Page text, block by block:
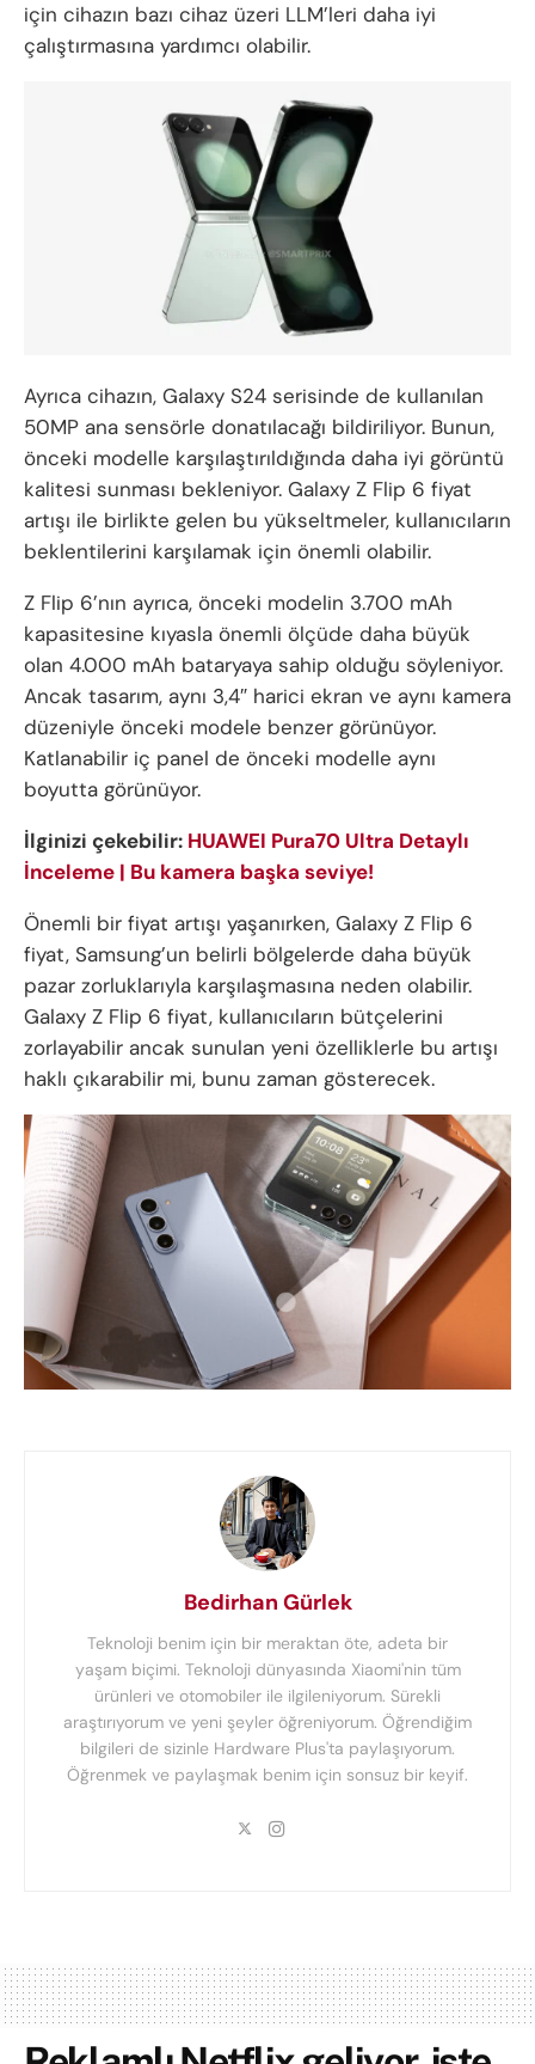
için cihazın bazı cihaz üzeri LLM’leri daha iyi
çalıştırmasına yardımcı olabilir.
Ayrıca cihazın, Galaxy S24 serisinde de kullanılan
50MP ana sensörle donatılacağı bildiriliyor. Bunun,
önceki modelle karşılaştırıldığında daha iyi görüntü
kalitesi sunması bekleniyor. Galaxy Z Flip 6 fiyat
artışı ile birlikte gelen bu yükseltmeler, kullanıcıların
beklentilerini karşılamak için önemli olabilir.
Z Flip 6’nın ayrıca, önceki modelin 3.700 mAh
kapasitesine kıyasla önemli ölçüde daha büyük
olan 4.000 mAh bataryaya sahip olduğu söyleniyor.
Ancak tasarım, aynı 3,4″ harici ekran ve aynı kamera
düzeniyle önceki modele benzer görünüyor.
Katlanabilir iç panel de önceki modelle aynı
boyutta görünüyor.
İlginizi çekebilir: HUAWEI Pura70 Ultra Detaylı
İnceleme | Bu kamera başka seviye!
Önemli bir fiyat artışı yaşanırken, Galaxy Z Flip 6
fiyat, Samsung’un belirli bölgelerde daha büyük
pazar zorluklarıyla karşılaşmasına neden olabilir.
Galaxy Z Flip 6 fiyat, kullanıcıların bütçelerini
zorlayabilir ancak sunulan yeni özelliklerle bu artışı
haklı çıkarabilir mi, bunu zaman gösterecek.
Bedirhan Gürlek
Teknoloji benim için bir meraktan öte, adeta bir
yaşam biçimi. Teknoloji dünyasında Xiaomi'nin tüm
ürünleri ve otomobiler ile ilgileniyorum. Sürekli
araştırıyorum ve yeni şeyler öğreniyorum. Öğrendiğim
bilgileri de sizinle Hardware Plus'ta paylaşıyorum.
Öğrenmek ve paylaşmak benim için sonsuz bir keyif.